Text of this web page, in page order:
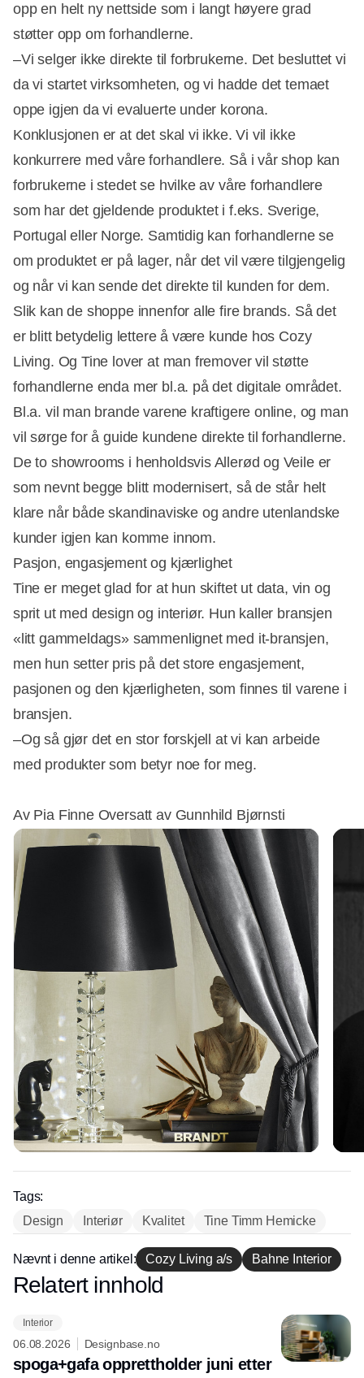
opp en helt ny nettside som i langt høyere grad
støtter opp om forhandlerne.
–Vi selger ikke direkte til forbrukerne. Det besluttet vi
da vi startet virksomheten, og vi hadde det temaet
oppe igjen da vi evaluerte under korona.
Konklusjonen er at det skal vi ikke. Vi vil ikke
konkurrere med våre forhandlere. Så i vår shop kan
forbrukerne i stedet se hvilke av våre forhandlere
som har det gjeldende produktet i f.eks. Sverige,
Portugal eller Norge. Samtidig kan forhandlerne se
om produktet er på lager, når det vil være tilgjengelig
og når vi kan sende det direkte til kunden for dem.
Slik kan de shoppe innenfor alle fire brands. Så det
er blitt betydelig lettere å være kunde hos Cozy
Living. Og Tine lover at man fremover vil støtte
forhandlerne enda mer bl.a. på det digitale området.
Bl.a. vil man brande varene kraftigere online, og man
vil sørge for å guide kundene direkte til forhandlerne.
De to showrooms i henholdsvis Allerød og Veile er
som nevnt begge blitt modernisert, så de står helt
klare når både skandinaviske og andre utenlandske
kunder igjen kan komme innom.
Pasjon, engasjement og kjærlighet
Tine er meget glad for at hun skiftet ut data, vin og
sprit ut med design og interiør. Hun kaller bransjen
«litt gammeldags» sammenlignet med it-bransjen,
men hun setter pris på det store engasjement,
pasjonen og den kjærligheten, som finnes til varene i
bransjen.
–Og så gjør det en stor forskjell at vi kan arbeide
med produkter som betyr noe for meg.
Av Pia Finne Oversatt av Gunnhild Bjørnsti
Tags:
Design
Interiør Kvalitet Tine Timm Hemicke
Nævnt i denne artikel: Cozy Living a/s Bahne Interior
Annonce
Relatert innhold
Interior
06.08.2026 Designbase.no
spoga+gafa opprettholder juni etter